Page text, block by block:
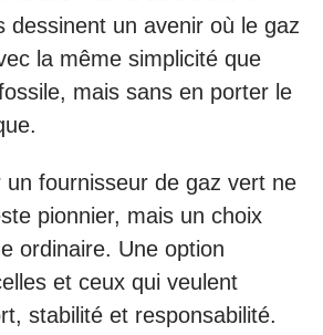
dessinent un avenir où le gaz
la même simplicité que
mais sans en porter le
un fournisseur de gaz vert ne
pionnier, mais un choix
ordinaire. Une option
et ceux qui veulent
stabilité et responsabilité.